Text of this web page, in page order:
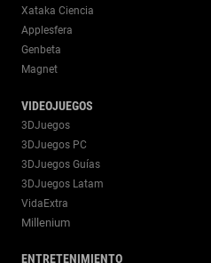
Xataka Ciencia
Applesfera
Genbeta
Magnet
VIDEOJUEGOS
3DJuegos
3DJuegos PC
3DJuegos Guías
3DJuegos Latam
VidaExtra
Millenium
ENTRETENIMIENTO